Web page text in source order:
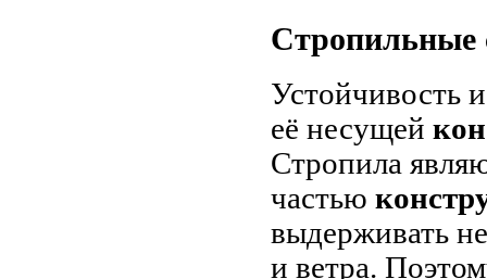
Стропильные
Устойчивость
её несущей
Стропила
частью
выдерживать
и ветра.